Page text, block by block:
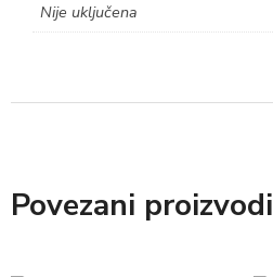
Nije uključena
Povezani proizvodi